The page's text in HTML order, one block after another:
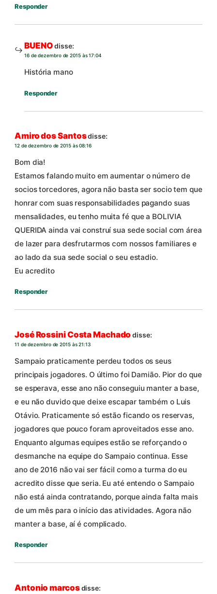
Responder
BUENO disse:
16 de dezembro de 2015 às 17:04
História mano
Responder
Amiro dos Santosdisse:
12 de dezembro de 2015 às 08:16
Bom dia!
Estamos falando muito em aumentar o número de
socios torcedores, agora não basta ser socio tem que
honrar com suas responsabilidades pagando suas
mensalidades, eu tenho muita fé que a BOLIVIA
QUERIDA ainda vai construí sua sede social com área
de lazer para desfrutarmos com nossos familiares e
ao lado da sua sede social o seu estadio.
Eu acredito
Responder
José Rossini Costa Machado disse:
11 de dezembro de 2015 às 21:13
Sampaio praticamente perdeu todos os seus
principais jogadores. O último foi Damião. Pior do que
se esperava, esse ano não conseguiu manter a base,
e eu não duvido que deixe escapar também o Luis
Otávio. Praticamente só estão ficando os reservas,
jogadores que pouco foram aproveitados esse ano.
Enquanto algumas equipes estão se reforçando o
desmanche na equipe do Sampaio continua. Esse
ano de 2016 não vai ser fácil como a turma do eu
acredito disse que seria. Eu até entendo o Sampaio
não está ainda contratando, porque ainda falta mais
de um mês para o início das atividades. Agora não
manter a base, aí é complicado.
Responder
Antonio marcosdisse: